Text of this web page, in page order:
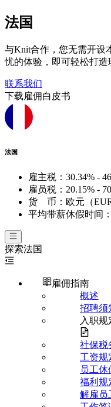
法国
与Knit合作，您无需开设
忧的体验，即可轻松打造
联系我们
下载雇佣白皮书
法国
雇主税： 30.34% -
雇员税： 20.15% -
货 币： 欧元（EUR
平均带薪休假时间：
探索法国
雇佣指南
概述
招聘须
入职规
社保税
工资规
员工休
福利规
解雇员